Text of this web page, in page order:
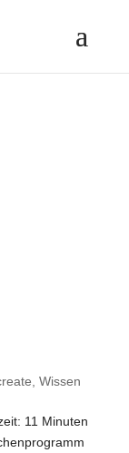
Wissen
11 Minuten